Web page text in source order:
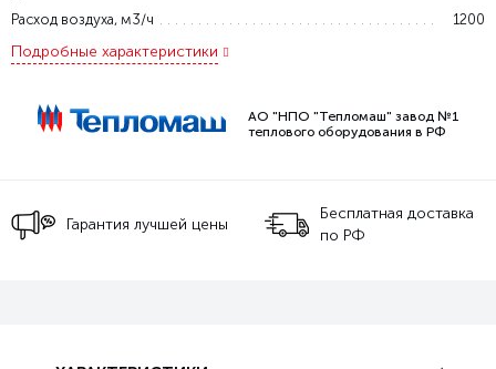
Расход воздуха, м3/ч
1200
Подробные характеристики
АО "НПО "Тепломаш" завод №1
теплового оборудования в РФ
Гарантия лучшей цены
Бесплатная доставка
по РФ